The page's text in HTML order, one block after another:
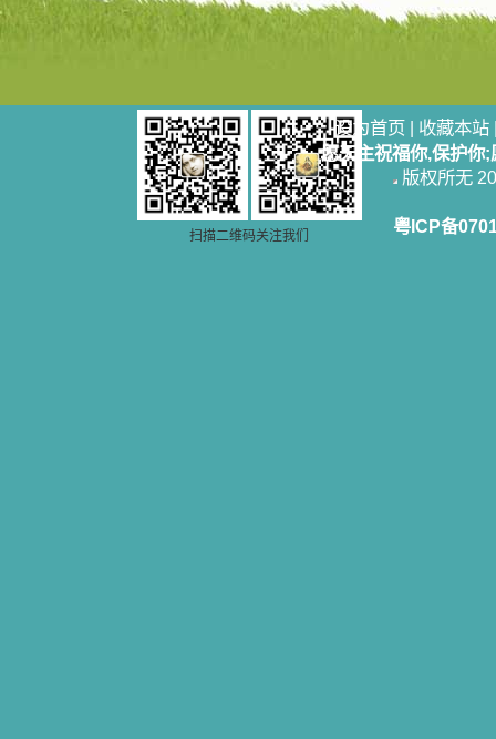
扫描二维码关注我们
设为首页 | 收藏本站
愿天主祝福你,保护你
版权所无
粤ICP备